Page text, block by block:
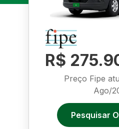
R$
Preço Fipe
Ago/
Pesquisar